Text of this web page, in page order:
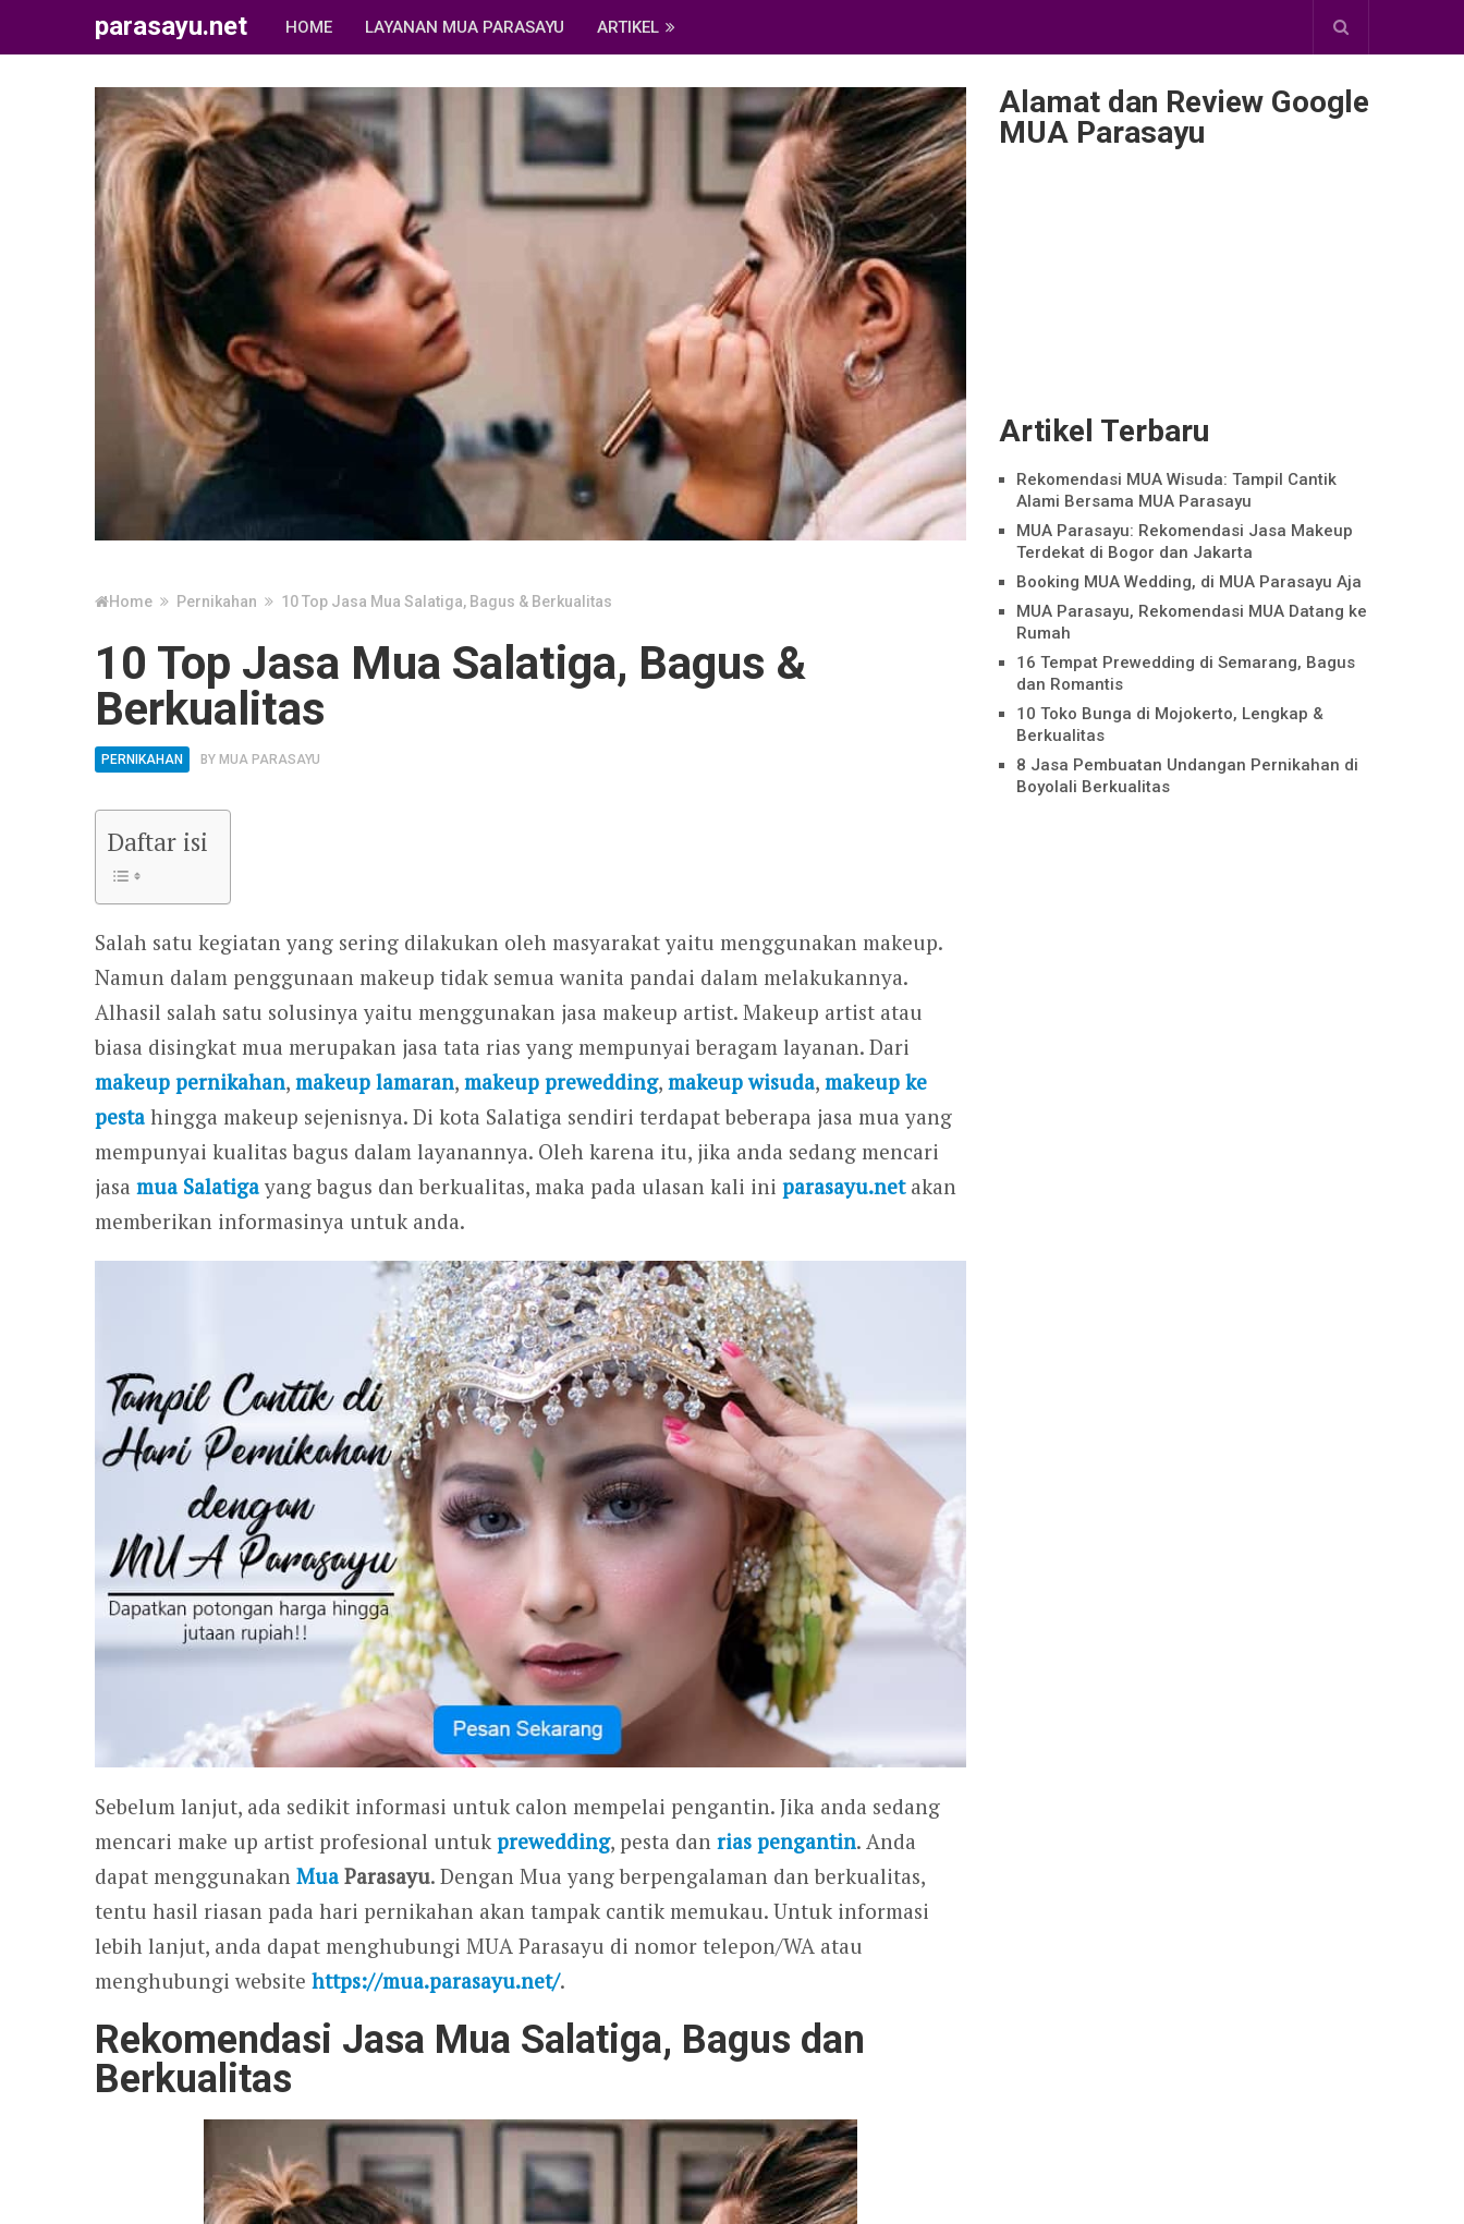
parasayu.net HOME LAYANAN MUA PARASAYU ARTIKEL
Home Pernikahan 10 Top Jasa Mua Salatiga, Bagus & Berkualitas
10 Top Jasa Mua Salatiga, Bagus &
Berkualitas
PERNIKAHAN BY MUA PARASAYU
Daftar isi
Salah satu kegiatan yang sering dilakukan oleh masyarakat yaitu menggunakan makeup.
Namun dalam penggunaan makeup tidak semua wanita pandai dalam melakukannya.
Alhasil salah satu solusinya yaitu menggunakan jasa makeup artist. Makeup artist atau
biasa disingkat mua merupakan jasa tata rias yang mempunyai beragam layanan. Dari
makeup pernikahan, makeup lamaran, makeup prewedding, makeup wisuda, makeup ke
pesta hingga makeup sejenisnya. Di kota Salatiga sendiri terdapat beberapa jasa mua yang
mempunyai kualitas bagus dalam layanannya. Oleh karena itu, jika anda sedang mencari
jasa mua Salatiga yang bagus dan berkualitas, maka pada ulasan kali ini parasayu.netakan
memberikan informasinya untuk anda.
Sebelum lanjut, ada sedikit informasi untuk calon mempelai pengantin. Jika anda sedang
mencari make up artist profesional untuk prewedding, pesta dan rias pengantin. Anda
dapat menggunakan Mua Parasayu. Dengan Mua yang berpengalaman dan berkualitas,
tentu hasil riasan pada hari pernikahan akan tampak cantik memukau. Untuk informasi
lebih lanjut, anda dapat menghubungi MUA Parasayu di nomor telepon/WA atau
menghubungi website https://mua.parasayu.net/.
Rekomendasi Jasa Mua Salatiga, Bagus dan
Berkualitas
Alamat dan Review Google
MUA Parasayu
Artikel Terbaru
Rekomendasi MUA Wisuda: Tampil Cantik
Alami Bersama MUA Parasayu
MUA Parasayu: Rekomendasi Jasa Makeup
Terdekat di Bogor dan Jakarta
Booking MUA Wedding, di MUA Parasayu Aja
MUA Parasayu, Rekomendasi MUA Datang ke
Rumah
16 Tempat Prewedding di Semarang, Bagus
dan Romantis
10 Toko Bunga di Mojokerto, Lengkap &
Berkualitas
8 Jasa Pembuatan Undangan Pernikahan di
Boyolali Berkualitas